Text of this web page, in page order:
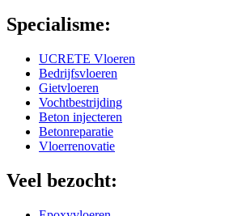
Specialisme:
UCRETE Vloeren
Bedrijfsvloeren
Gietvloeren
Vochtbestrijding
Beton injecteren
Betonreparatie
Vloerrenovatie
Veel bezocht: